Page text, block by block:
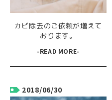
カビ除去のご依頼が増えて
おります。
-READ MORE-
2018/06/30